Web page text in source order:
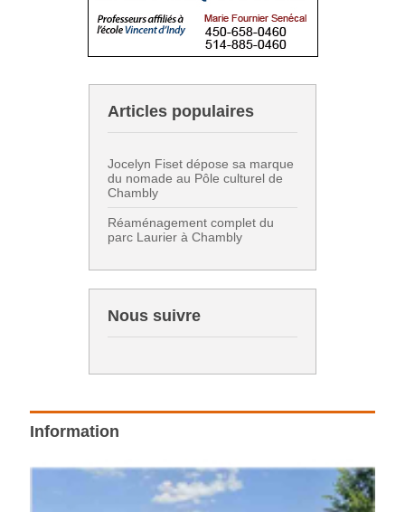
Articles populaires
Jocelyn Fiset dépose sa marque
du nomade au Pôle culturel de
Chambly
Réaménagement complet du
parc Laurier à Chambly
Nous suivre
Information